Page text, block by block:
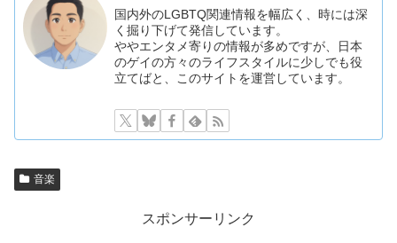
国内外のLGBTQ関連情報を幅広く、時には深
く掘り下げて発信しています。
ややエンタメ寄りの情報が多めですが、日本
のゲイの方々のライフスタイルに少しでも役
立てばと、このサイトを運営しています。
音楽
スポンサーリンク